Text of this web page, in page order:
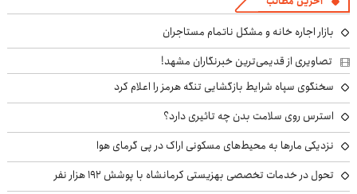
بازار اجاره خانه و مشکل ناتمام مستاجران
تصاویری از قدیمی‌ترین خبرنگاران مشهد!
سخنگوی سپاه شرایط بازگشایی تنگه هرمز را اعلام کرد
استرس روی سلامت بدن چه تاثیری دارد؟
نزدیکی مارها به محیط‌های مسکونی اراک در پی گرمای هوا
تحول در خدمات تخصصی بهزیستی کرمانشاه با پوشش ۱۹۲ هزار نفر